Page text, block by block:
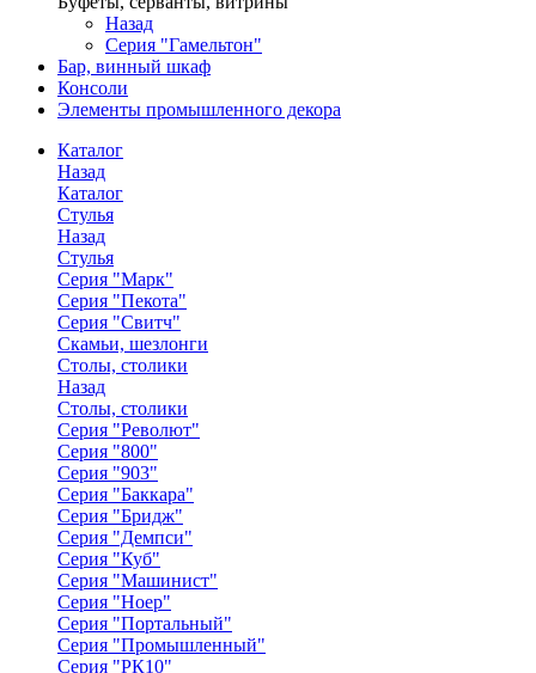
Назад
Серия "Гамельтон"
Бар, винный шкаф
Консоли
Элементы промышленного декора
Каталог
Назад
Каталог
Стулья
Назад
Стулья
Серия "Марк"
Серия "Пекота"
Серия "Свитч"
Скамьи, шезлонги
Столы, столики
Назад
Столы, столики
Серия "Револют"
Серия "800"
Серия "903"
Серия "Баккара"
Серия "Бридж"
Серия "Демпси"
Серия "Куб"
Серия "Машинист"
Серия "Ноер"
Серия "Портальный"
Серия "Промышленный"
Серия "РК10"